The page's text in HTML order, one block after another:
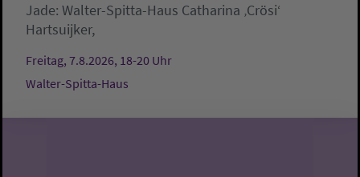
Jade: Walter-Spitta-Haus Catharina ‚Crösi‘
Hartsuijker,
Freitag, 7.8.2026, 18-20 Uhr
Walter-Spitta-Haus